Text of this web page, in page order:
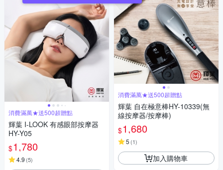
消費滿萬★送500超贈點
輝葉 I-LOOK 有感眼部按摩器
HY-Y05
$1,780
4.9 (5)
消費滿萬★送500超贈點
輝葉 自在極意棒HY-10339(無
線按摩器/按摩棒)
$1,680
5 (1)
加入購物車